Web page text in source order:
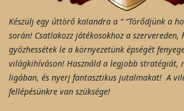
Készülj egy úttörő kalandra a “ “Törődjünk a
során! Csatlakozz játékosokhoz a szervereden,
győzhessétek le a környezetünk épségét
világkihíváson! Használd a legjobb stratégiát,
ligában, és nyerj fantasztikus jutalmakat! A
fellépésünkre van szüksége!